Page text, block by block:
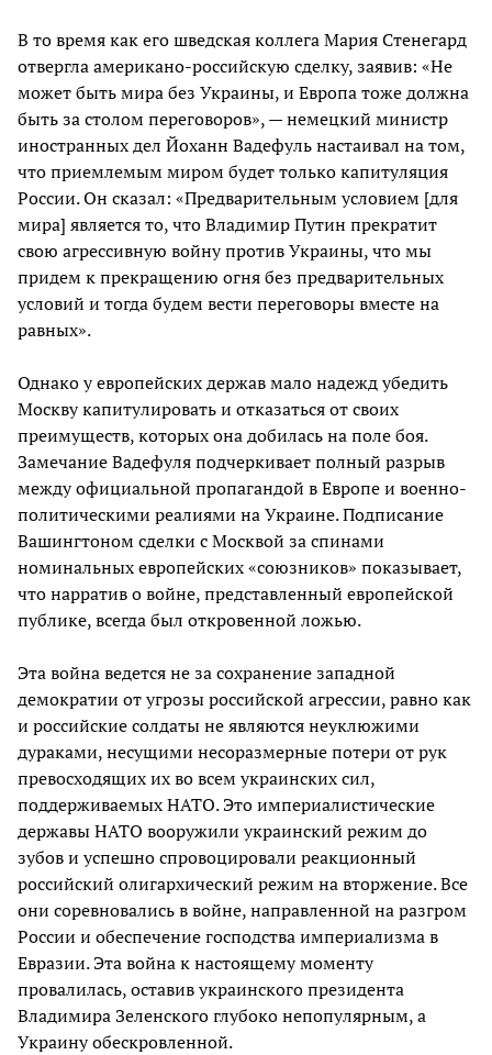
В то время как его шведская коллега Мария Стенегард
отвергла американо-российскую сделку, заявив: «Не
может быть мира без Украины, и Европа тоже должна
быть за столом переговоров», — немецкий министр
иностранных дел Йоханн Вадефуль настаивал на том,
что приемлемым миром будет только капитуляция
России. Он сказал: «Предварительным условием [для
мира] является то, что Владимир Путин прекратит
свою агрессивную войну против Украины, что мы
придем к прекращению огня без предварительных
условий и тогда будем вести переговоры вместе на
равных».
Однако у европейских держав мало надежд убедить
Москву капитулировать и отказаться от своих
преимуществ, которых она добилась на поле боя.
Замечание Вадефуля подчеркивает полный разрыв
между официальной пропагандой в Европе и военно-
политическими реалиями на Украине. Подписание
Вашингтоном сделки с Москвой за спинами
номинальных европейских «союзников» показывает,
что нарратив о войне, представленный европейской
публике, всегда был откровенной ложью.
Эта война ведется не за сохранение западной
демократии от угрозы российской агрессии, равно как
и российские солдаты не являются неуклюжими
дураками, несущими несоразмерные потери от рук
превосходящих их во всем украинских сил,
поддерживаемых НАТО. Это империалистические
державы НАТО вооружили украинский режим до
зубов и успешно спровоцировали реакционный
российский олигархический режим на вторжение. Все
они соревновались в войне, направленной на разгром
России и обеспечение господства империализма в
Евразии. Эта война к настоящему моменту
провалилась, оставив украинского президента
Владимира Зеленского глубоко непопулярным, а
Украину обескровленной.